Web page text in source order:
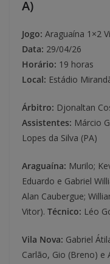
A)
Jogo: Araguaína 1×2
Data: 29/04/26
Horário: 19 horas
Local: Estádio
Árbitro: Djonaltan
Assistentes: Márcio
Lopes da Silva (PA)
Araguaína: Murilo;
Eduardo e Gabriel
Alan Caubergue;
Vitor). Técnico: Léo
Vila Nova: Gabriel
Carlão, Gio (Breno) e